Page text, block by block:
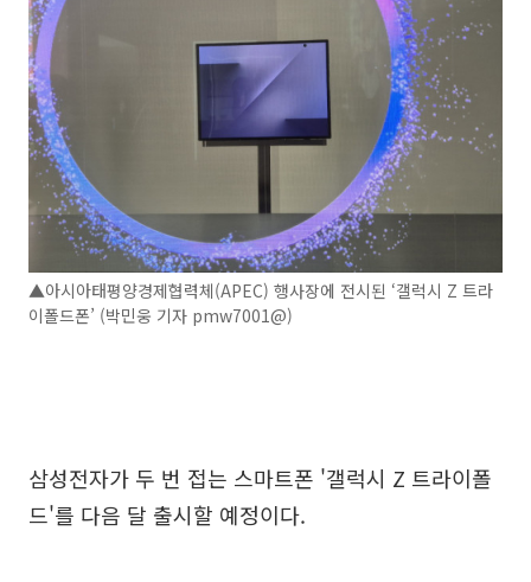
▲아시아태평양경제협력체(APEC) 행사장에 전시된 ‘갤럭시 Z 트라
이폴드폰’ (박민웅 기자 pmw7001@)
삼성전자가 두 번 접는 스마트폰 '갤럭시 Z 트라이폴
드'를 다음 달 출시할 예정이다.